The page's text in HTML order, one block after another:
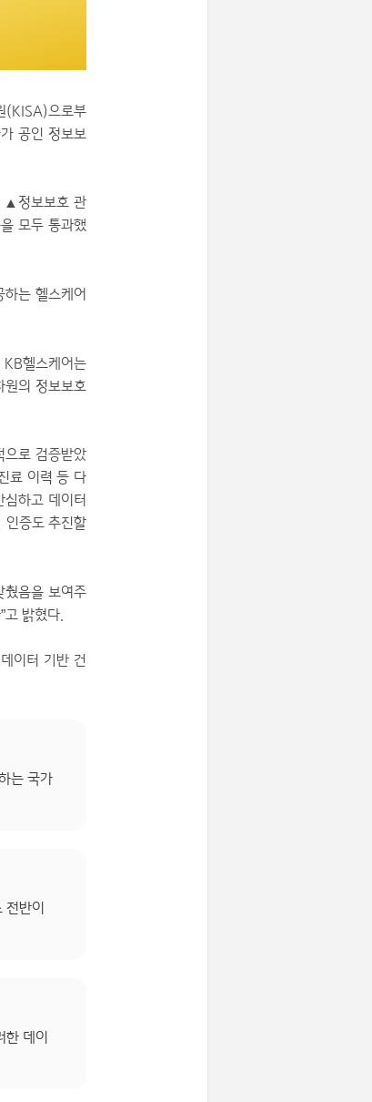
(KISA)으로부
공인 정보보
▲정보보호 관
모두 통과했
는 헬스케어
헬스케어는
의 정보보호
로 검증받았
료 이력 등 다
하고 데이터
증도 추진할
췄음을 보여주
고 밝혔다.
이터 기반 건
는 국가
반이
데이